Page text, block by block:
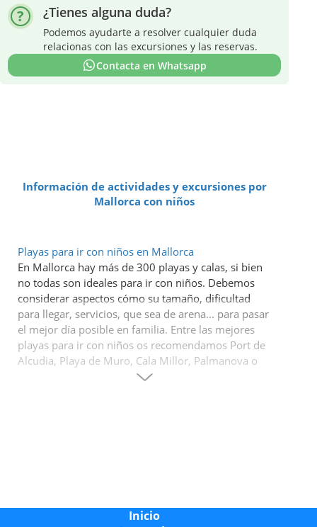
¿Tienes alguna duda?
Podemos ayudarte a resolver cualquier duda
relacionas con las excursiones y las reservas.
Contacta en Whatsapp
Información de actividades y excursiones por
Mallorca con niños
Playas para ir con niños en Mallorca
En Mallorca hay más de 300 playas y calas, si bien
no todas son ideales para ir con niños. Debemos
considerar aspectos cómo su tamaño, dificultad
para llegar, servicios, que sea de arena... para pasar
el mejor día posible en familia. Entre las mejores
playas para ir con niños os recomendamos Port de
Alcudia, Playa de Muro, Cala Millor, Palmanova o
Canyamel. Son playas que se encuentran
Excursiones en barco ideales para ir con tus niños
Inicio